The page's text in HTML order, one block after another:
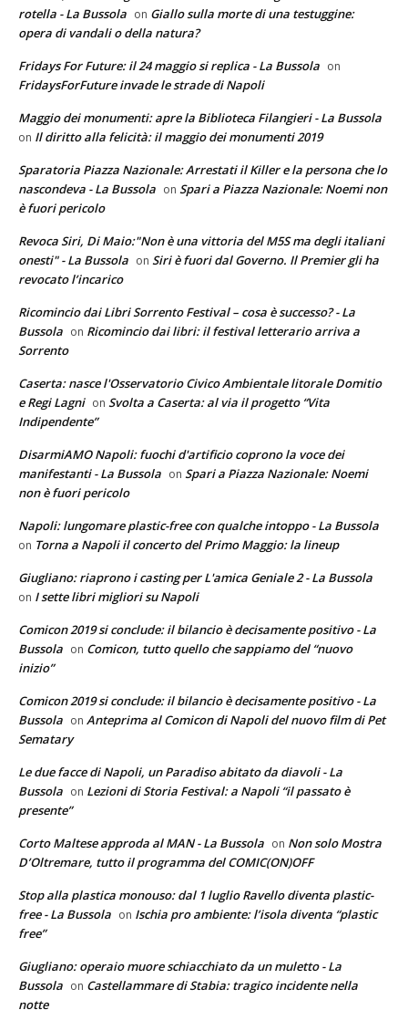
rotella - La Bussola on Giallo sulla morte di una testuggine:
opera di vandali o della natura?
Fridays For Future: il 24 maggio si replica - La Bussola on
FridaysForFuture invade le strade di Napoli
Maggio dei monumenti: apre la Biblioteca Filangieri - La Bussola
on Il diritto alla felicità: il maggio dei monumenti 2019
Sparatoria Piazza Nazionale: Arrestati il Killer e la persona che lo
nascondeva - La Bussola on Spari a Piazza Nazionale: Noemi non
è fuori pericolo
Revoca Siri, Di Maio:"Non è una vittoria del M5S ma degli italiani
onesti" - La Bussola on Siri è fuori dal Governo. Il Premier gli ha
revocato l’incarico
Ricomincio dai Libri Sorrento Festival – cosa è successo? - La
Bussola on Ricomincio dai libri: il festival letterario arriva a
Sorrento
Caserta: nasce l'Osservatorio Civico Ambientale litorale Domitio
e Regi Lagni on Svolta a Caserta: al via il progetto “Vita
Indipendente”
DisarmiAMO Napoli: fuochi d'artificio coprono la voce dei
manifestanti - La Bussola on Spari a Piazza Nazionale: Noemi
non è fuori pericolo
Napoli: lungomare plastic-free con qualche intoppo - La Bussola
on Torna a Napoli il concerto del Primo Maggio: la lineup
Giugliano: riaprono i casting per L'amica Geniale 2 - La Bussola
on I sette libri migliori su Napoli
Comicon 2019 si conclude: il bilancio è decisamente positivo - La
Bussola on Comicon, tutto quello che sappiamo del “nuovo
inizio”
Comicon 2019 si conclude: il bilancio è decisamente positivo - La
Bussola on Anteprima al Comicon di Napoli del nuovo film di Pet
Sematary
Le due facce di Napoli, un Paradiso abitato da diavoli - La
Bussola on Lezioni di Storia Festival: a Napoli “il passato è
presente”
Corto Maltese approda al MAN - La Bussola on Non solo Mostra
D’Oltremare, tutto il programma del COMIC(ON)OFF
Stop alla plastica monouso: dal 1 luglio Ravello diventa plastic-
free - La Bussola on Ischia pro ambiente: l’isola diventa “plastic
free”
Giugliano: operaio muore schiacchiato da un muletto - La
Bussola on Castellammare di Stabia: tragico incidente nella
notte